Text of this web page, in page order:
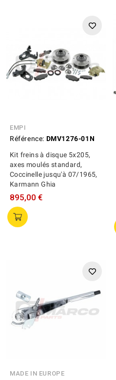
EMPI
Référence: DMV1276-01N
Kit freins à disque 5x205,
axes moulés standard,
Coccinelle jusqu'à 07/1965,
Karmann Ghia
895,00 €
MADE IN EUROPE